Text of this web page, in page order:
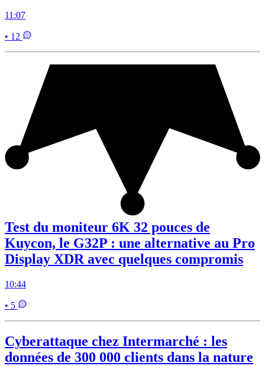
11:07
• 12
Test du moniteur 6K 32 pouces de
Kuycon, le G32P : une alternative au Pro
Display XDR avec quelques compromis
10:44
• 5
Cyberattaque chez Intermarché : les
données de 300 000 clients dans la nature